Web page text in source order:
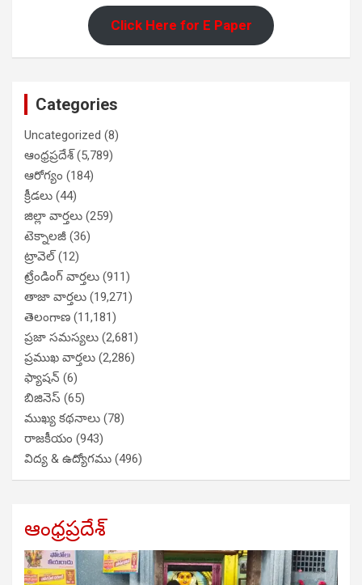
Click Here for E Paper
Categories
Uncategorized (8)
ఆంధ్రప్రదేశ్(5,789)
ఆరోగ్యం (184)
క్రీడలు (44)
జిల్లా వార్తలు (259)
టెక్నాలజీ (36)
ట్రావెల్(12)
ట్రేండింగ్ వార్తలు (911)
తాజా వార్తలు (19,271)
తెలంగాణ (11,181)
ప్రజా సమస్యలు (2,681)
ప్రముఖ వార్తలు (2,286)
ఫ్యాషన్ (6)
బిజినెస్ (65)
ముఖ్య కథనాలు (78)
రాజకీయం (943)
విద్య & ఉద్యోగము (496)
ఆంధ్రప్రదేశ్